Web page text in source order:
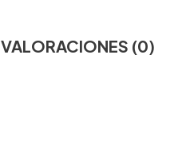
VALORACIONES (0)